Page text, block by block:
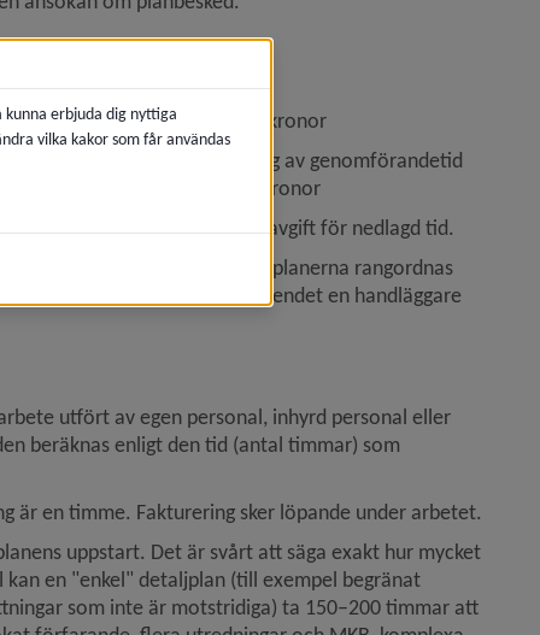
miljöbedömning): 34 711 kronor
gällande detaljplan, förlängning av genomförandetid
komplexitet): 12 875 kronor
om planbesked utgår avgift för nedlagd tid.
hamnar ärendet i kö, där planerna rangordnas
påbörja planarbetet tilldelas ärendet en handläggare
utfört av egen personal, inhyrd personal eller
beräknas enligt den tid (antal timmar) som
en timme. Fakturering sker löpande under arbetet.
uppstart. Det är svårt att säga exakt hur mycket
en "enkel" detaljplan (till exempel begränat
som inte är motstridiga) ta 150–200 timmar att
erbjuda dig nyttiga
vilka kakor som får användas